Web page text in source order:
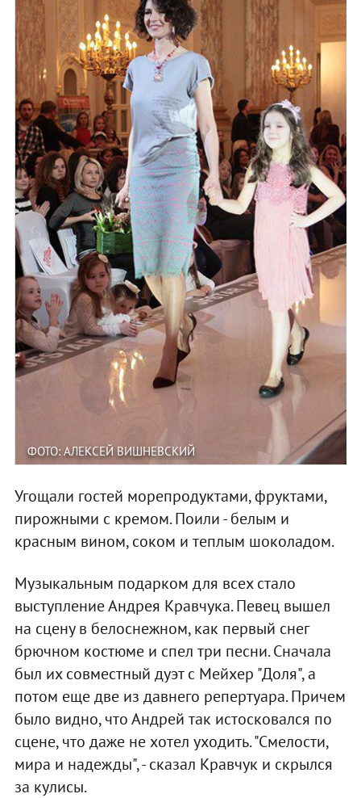
ФОТО: АЛЕКСЕЙ ВИШНЕВСКИЙ
Угощали гостей морепродуктами, фруктами,
пирожными с кремом. Поили - белым и
красным вином, соком и теплым шоколадом.
Музыкальным подарком для всех стало
выступление Андрея Кравчука. Певец вышел
на сцену в белоснежном, как первый снег
брючном костюме и спел три песни. Сначала
был их совместный дуэт с Мейхер "Доля", а
потом еще две из давнего репертуара. Причем
было видно, что Андрей так истосковался по
сцене, что даже не хотел уходить. "Смелости,
мира и надежды", - сказал Кравчук и скрылся
за кулисы.